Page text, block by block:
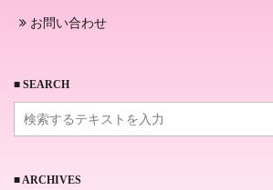
お問い合わせ
■ SEARCH
■ ARCHIVES